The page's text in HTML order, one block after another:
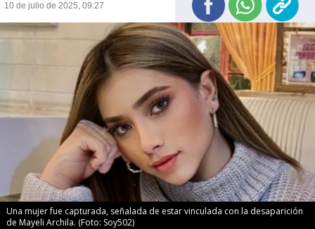
10 de julio de 2025, 09:27
Una mujer fue capturada, señalada de estar vinculada con la desaparición
de Mayeli Archila. (Foto: Soy502)